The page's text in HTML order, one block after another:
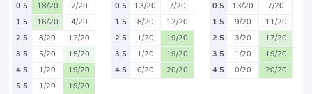
0.5
18/20
2/20
1.5
16/20
4/20
2.5
8/20
12/20
3.5
5/20
15/20
4.5
1/20
19/20
5.5
1/20
19/20
0.5
13/20
7/20
1.5
8/20
12/20
2.5
1/20
19/20
3.5
1/20
19/20
4.5
0/20 20/20
0.5
13/20
7/20
1.5
9/20
11/20
2.5
3/20
17/20
3.5
1/20
19/20
4.5
0/20 20/20